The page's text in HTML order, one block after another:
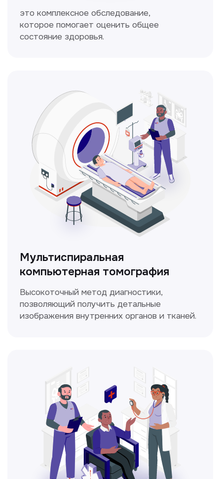
Это диагностическая процедура,
позволяющая внимательно осмотреть
шейку матки с помощью специального
прибора — кольпоскопа.
Диагностика и лечение заболеваний
ЛОР-врач
Прайс-лист